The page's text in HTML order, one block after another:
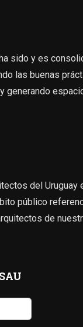
sido y es
las buenas
generando
del Uruguay
público
de